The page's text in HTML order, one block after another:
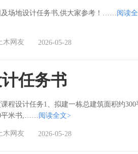
及场地设计任务书,供大家参考！……阅读
木网友 2026-05-28
任务书
程设计任务1、拟建一栋总建筑面积约
平米书,……阅读全文>
木网友 2026-05-28